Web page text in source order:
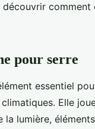
pour serre
essentiel
Elle
lumière,